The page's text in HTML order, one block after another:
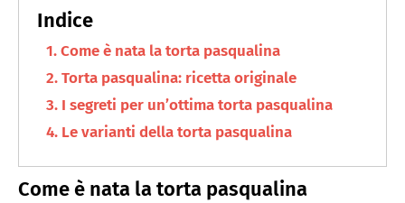
Come è nata la torta pasqualina
Torta pasqualina: ricetta originale
I segreti per un’ottima torta pasqualina
Le varianti della torta pasqualina
Come è nata la torta pasqualina